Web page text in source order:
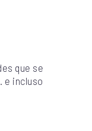
que se
e incluso